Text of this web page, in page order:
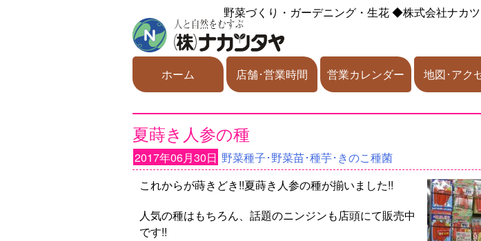
野菜づくり・ガーデニング・生花◆株式会社ナカ
ホーム 店舗･営業時間 営業カレンダー 地図･アク
夏蒔き人参の種
2017年06月30日 野菜種子･野菜苗･種芋･きのこ種菌
これからが蒔きどき!!夏蒔き人参の種が揃いました!!
人気の種はもちろん、話題のニンジンも店頭にて販売中
です!!